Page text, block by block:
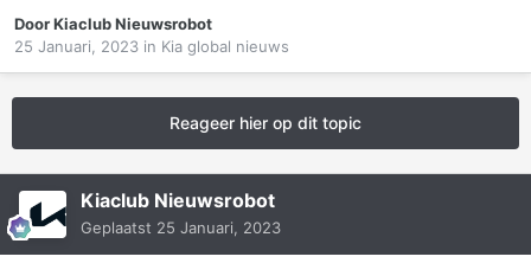
DoorKiaclub Nieuwsrobot
25 Januari, 2023 in Kia global nieuws
Reageer hier op dit topic
Kiaclub Nieuwsrobot
Geplaatst 25 Januari, 2023